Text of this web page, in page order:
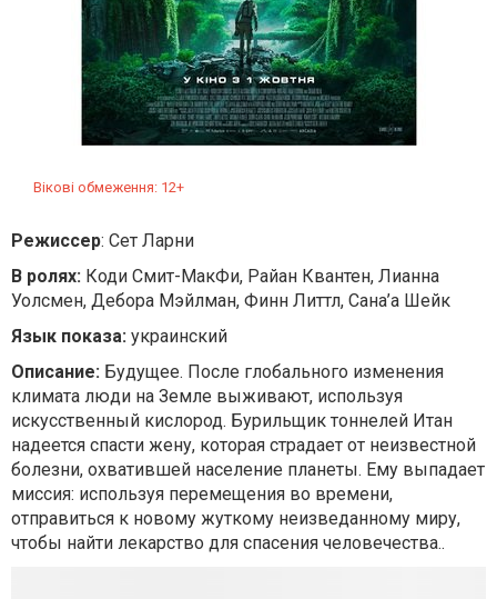
Вікові обмеження: 12+
Режиссер: Сет Ларни
В ролях: Коди Смит-МакФи, Райан Квантен, Лианна
Уолсмен, Дебора Мэйлман, Финн Литтл, Сана’а Шейк
Язык показа: украинский
Описание: Будущее. После глобального изменения
климата люди на Земле выживают, используя
искусственный кислород. Бурильщик тоннелей Итан
надеется спасти жену, которая страдает от неизвестной
болезни, охватившей население планеты. Ему выпадает
миссия: используя перемещения во времени,
отправиться к новому жуткому неизведанному миру,
чтобы найти лекарство для спасения человечества..